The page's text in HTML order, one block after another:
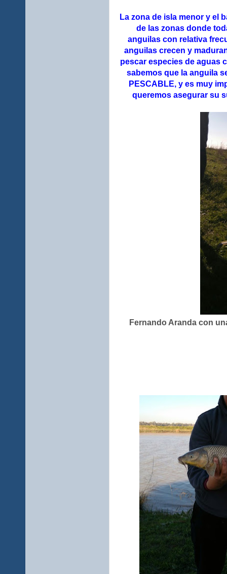
La zona de isla menor y el
de las zonas donde
anguilas con relativa
anguilas crecen y
pescar especies de aguas
sabemos que la anguila
PESCABLE, y es muy
queremos asegurar su
Fernando Aranda con